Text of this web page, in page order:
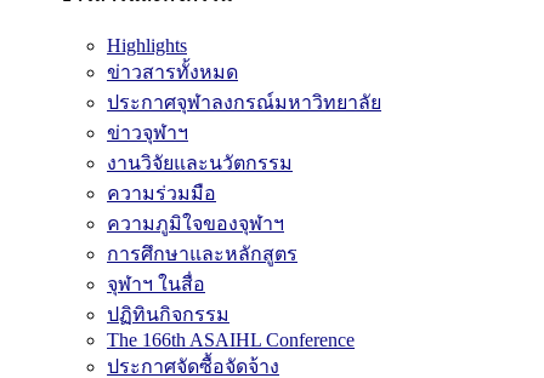
Highlights
ข่าวสารทั้งหมด
ประกาศจุฬาลงกรณ์มหาวิทยาลัย
ข่าวจุฬาฯ
งานวิจัยและนวัตกรรม
ความร่วมมือ
ความภูมิใจของจุฬาฯ
การศึกษาและหลักสูตร
จุฬาฯ ในสื่อ
ปฏิทินกิจกรรม
The 166th ASAIHL Conference
ประกาศจัดซื้อจัดจ้าง